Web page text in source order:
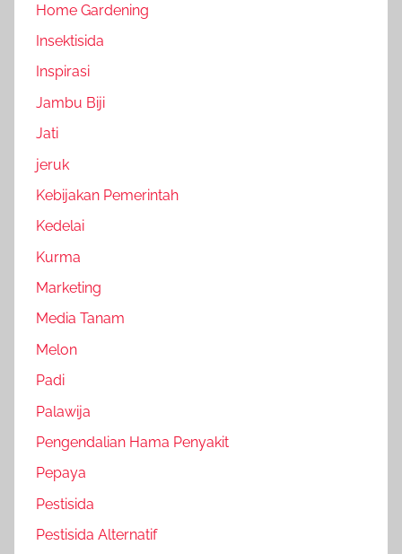
Home Gardening
Insektisida
Inspirasi
Jambu Biji
Jati
jeruk
Kebijakan Pemerintah
Kedelai
Kurma
Marketing
Media Tanam
Melon
Padi
Palawija
Pengendalian Hama Penyakit
Pepaya
Pestisida
Pestisida Alternatif